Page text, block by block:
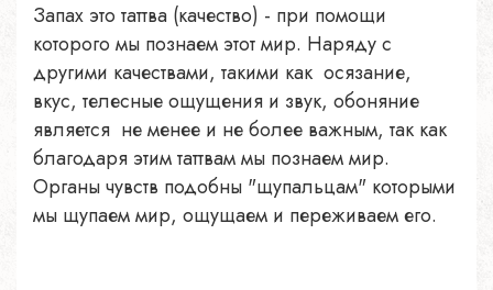
Запах это таттва (качество) - при помощи
которого мы познаем этот мир. Наряду с
другими качествами, такими как осязание,
вкус, телесные ощущения и звук, обоняние
является не менее и не более важным, так как
благодаря этим таттвам мы познаем мир.
Органы чувств подобны "щупальцам" которыми
мы щупаем мир, ощущаем и переживаем его.